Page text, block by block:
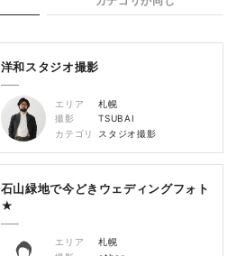
洋和スタジオ撮影
エリア
札幌
撮影
TSUBAI
カテゴリ
スタジオ撮影
石山緑地で今どきウェディングフォト
★
エリア
札幌